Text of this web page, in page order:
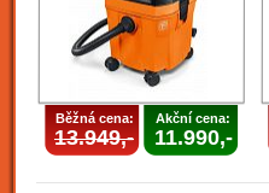
Běžná cena:
13.949,-
Akční cena:
11.990,-